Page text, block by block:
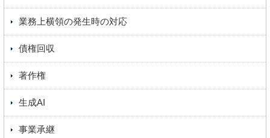
業務上横領の発生時の対応
債権回収
著作権
生成AI
事業承継